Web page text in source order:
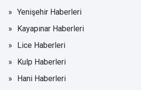
Yenişehir Haberleri
Kayapınar Haberleri
Lice Haberleri
Kulp Haberleri
Hani Haberleri